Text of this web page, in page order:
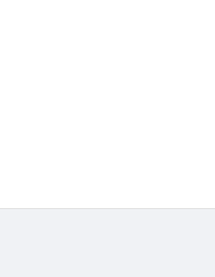
amaçlı
siparişleriniz için